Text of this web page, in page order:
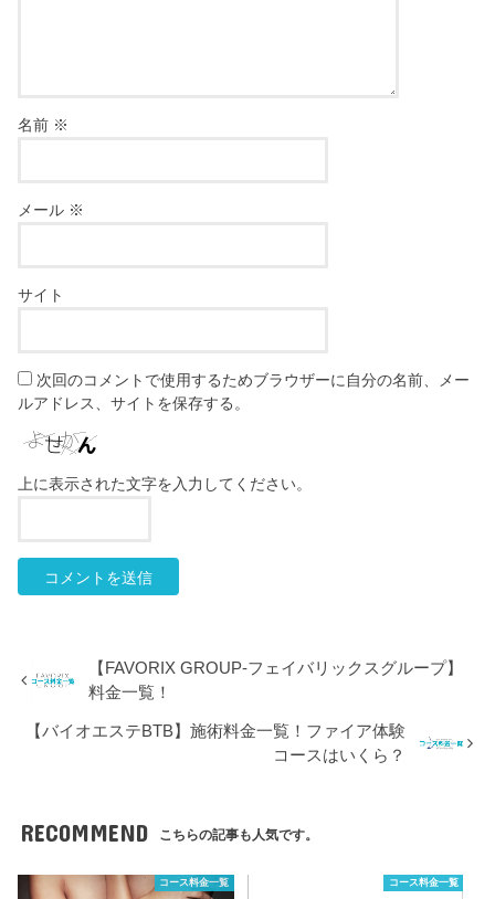
名前 ※
メール ※
サイト
次回のコメントで使用するためブラウザーに自分の名前、メー
ルアドレス、サイトを保存する。
上に表示された文字を入力してください。
【FAVORIX GROUP-フェイバリックスグループ】
料金一覧！
【バイオエステBTB】施術料金一覧！ファイア体験
コースはいくら？
RECOMMEND こちらの記事も人気です。
コース料金一覧 コース料金一覧